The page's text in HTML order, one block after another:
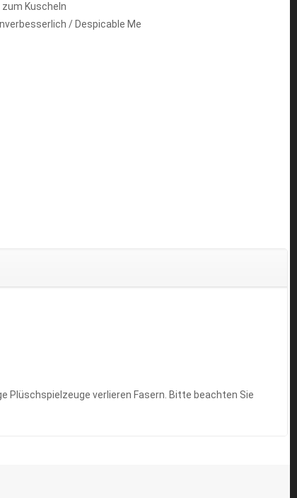
Kuscheln
/ Despicable Me
Plüschspielzeuge verlieren Fasern. Bitte beachten Sie